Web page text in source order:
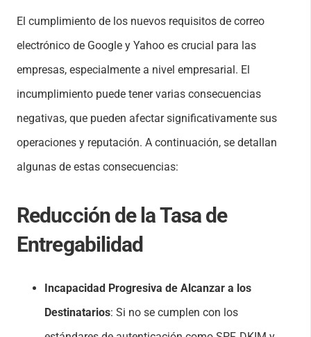
El cumplimiento de los nuevos requisitos de correo
electrónico de Google y Yahoo es crucial para las
empresas, especialmente a nivel empresarial. El
incumplimiento puede tener varias consecuencias
negativas, que pueden afectar significativamente sus
operaciones y reputación. A continuación, se detallan
algunas de estas consecuencias:
Reducción de la Tasa de
Entregabilidad
Incapacidad Progresiva de Alcanzar a los
Destinatarios: Si no se cumplen con los